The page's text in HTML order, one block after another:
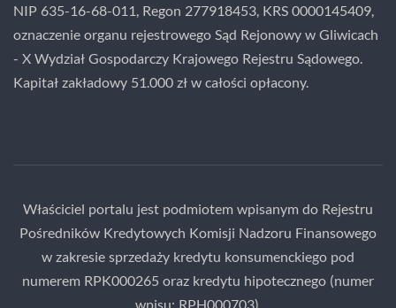
NIP 635-16-68-011, Regon 277918453, KRS 0000145409,
oznaczenie organu rejestrowego Sąd Rejonowy w Gliwicach
- X Wydział Gospodarczy Krajowego Rejestru Sądowego.
Kapitał zakładowy 51.000 zł w całości opłacony.
Właściciel portalu jest podmiotem wpisanym do Rejestru
Pośredników Kredytowych Komisji Nadzoru Finansowego
w zakresie sprzedaży kredytu konsumenckiego pod
numerem RPK000265 oraz kredytu hipotecznego (numer
wpisu: RPH000703).